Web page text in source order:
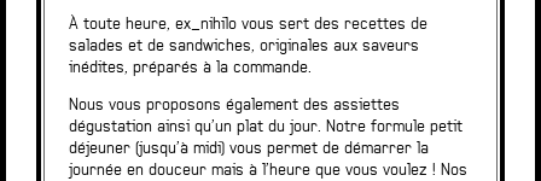
À toute heure, ex_nihilo vous sert des recettes de
salades et de sandwiches, originales aux saveurs
inédites, préparés à la commande.
Nous vous proposons également des assiettes
dégustation ainsi qu’un plat du jour. Notre formule petit
déjeuner (jusqu’à midi) vous permet de démarrer la
journée en douceur mais à l’heure que vous voulez ! Nos